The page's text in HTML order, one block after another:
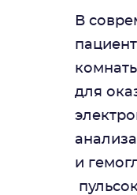
В
для
и